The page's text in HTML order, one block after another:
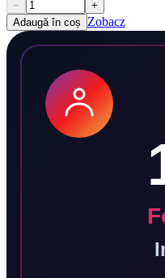
−
+
Adaugă în coș
Zobacz